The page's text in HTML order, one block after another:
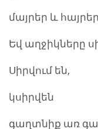
մայրեր և
Եվ աղջիկները
Սիրվում են,
կսիրվեն
գաղտնիք առ